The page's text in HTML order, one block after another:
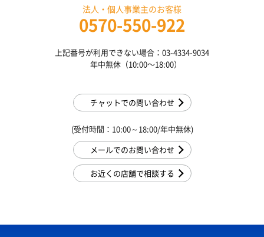
法人・個人事業主のお客様
0570-550-922
上記番号が利用できない場合：03-4334-9034
年中無休（10:00〜18:00）
チャットでの問い合わせ
(受付時間：10:00～18:00/年中無休)
メールでのお問い合わせ
お近くの店舗で相談する